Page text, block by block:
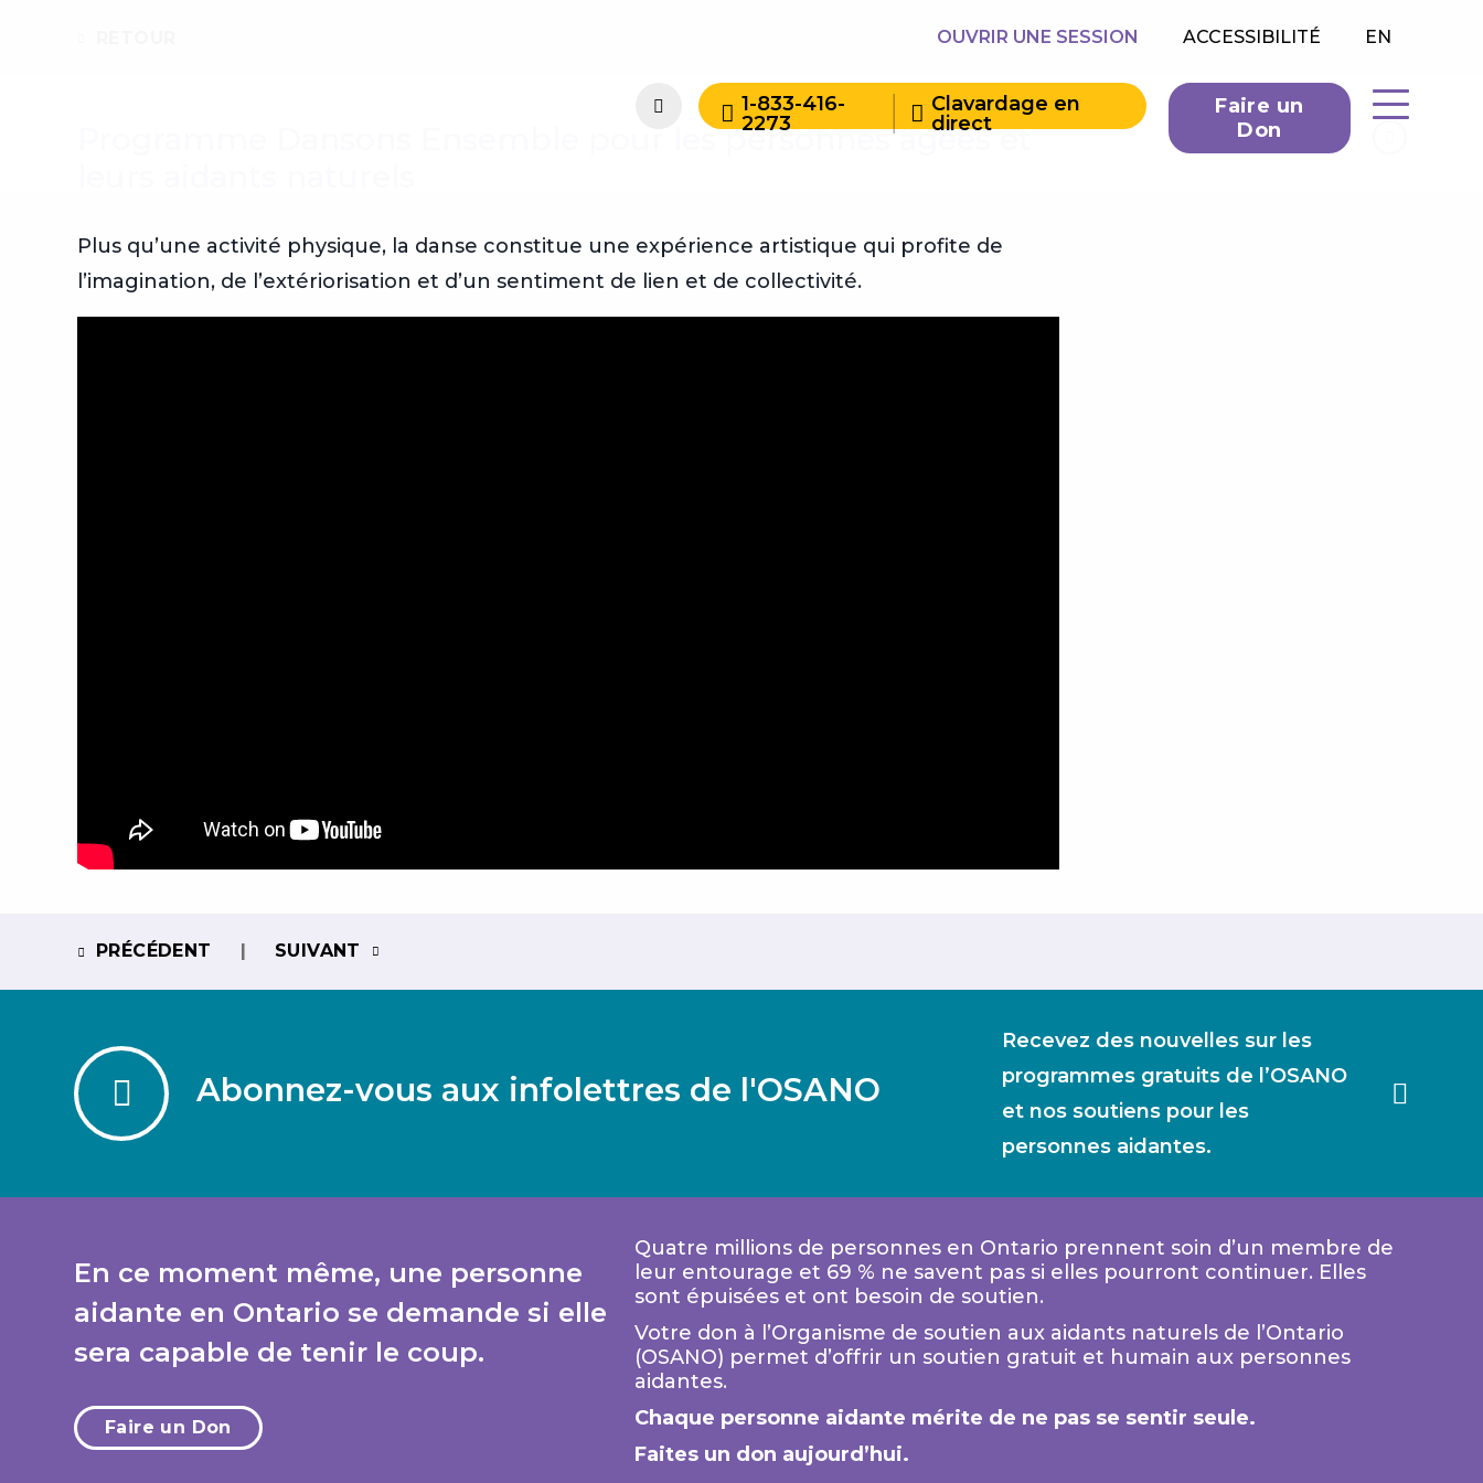
OUVRIR UNE SESSION ACCESSIBILITÉ EN
1-833-416-
2273
Clavardage en
direct
Faire un
Don
Programme Dansons Ensemble pour les personnes âgées et
Plus qu’une activité physique, la danse constitue une expérience artistique qui profite de
l’imagination, de l’extériorisation et d’un sentiment de lien et de collectivité.
PRÉCÉDENT SUIVANT
Abonnez-vous aux infolettres de l'OSANO
Recevez des nouvelles sur les
programmes gratuits de l’OSANO
et nos soutiens pour les
personnes aidantes.
En ce moment même, une personne
aidante en Ontario se demande si elle
sera capable de tenir le coup.
Faire un Don
Quatre millions de personnes en Ontario prennent soin d’un membre de
leur entourage et 69 % ne savent pas si elles pourront continuer. Elles
sont épuisées et ont besoin de soutien.
Votre don à l’Organisme de soutien aux aidants naturels de l’Ontario
(OSANO) permet d’offrir un soutien gratuit et humain aux personnes
aidantes.
Chaque personne aidante mérite de ne pas se sentir seule.
Faites un don aujourd’hui.